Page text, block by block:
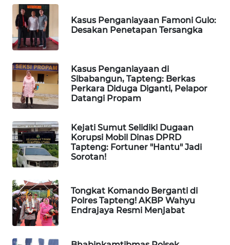
Kasus Penganiayaan Famoni Gulo:
Desakan Penetapan Tersangka
Kasus Penganiayaan di
Sibabangun, Tapteng: Berkas
Perkara Diduga Diganti, Pelapor
Datangi Propam
Kejati Sumut Selidiki Dugaan
Korupsi Mobil Dinas DPRD
Tapteng: Fortuner "Hantu" Jadi
Sorotan!
Tongkat Komando Berganti di
Polres Tapteng! AKBP Wahyu
Endrajaya Resmi Menjabat
NEWS
SIBARAGAS
NEWS
METRO
SIANTAR
NEWS
METRO
MEDAN
NEWS
METRO
JAKARTA
NEWS
KRT
NEWS